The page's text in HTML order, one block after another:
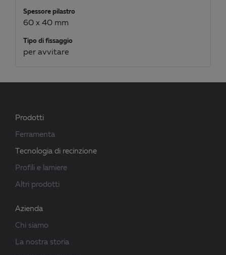
Spessore pilastro
60 x 40 mm
Tipo di fissaggio
per avvitare
Prodotti
Ferramenta
Tecnologia di recinzione
Profili e lamiere
Altri prodotti
Azienda
Chi siamo
La nostra storia